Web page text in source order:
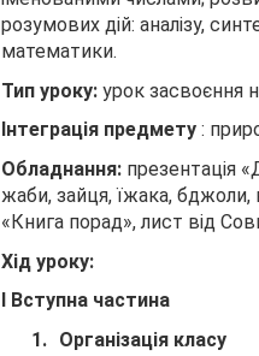
розумових дій: аналізу,
математики.
Тип уроку: урок засвоєння
Інтеграція предмету :
Обладнання: презентація
жаби, зайця, їжака, бджоли,
«Книга порад», лист від
Хід уроку:
І Вступна частина
Організація класу